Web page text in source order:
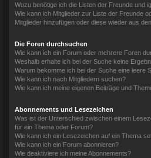
Wozu benötige ich die Listen der Freunde und
Wie kann ich Mitglieder zur Liste der Freunde
Mitglieder hinzufügen oder diese wieder aus
Die Foren durchsuchen
Wie kann ich ein Forum oder mehrere Foren
Weshalb erhalte ich bei der Suche keine
Warum bekomme ich bei der Suche eine leere
Wie kann ich nach Mitgliedern suchen?
Wie kann ich meine eigenen Beiträge und
Abonnements und Lesezeichen
Was ist der Unterschied zwischen einem
für ein Thema oder Forum?
Wie kann ich ein Lesezeichen auf ein Thema
Wie kann ich ein Forum abonnieren?
Wie deaktiviere ich meine Abonnements?